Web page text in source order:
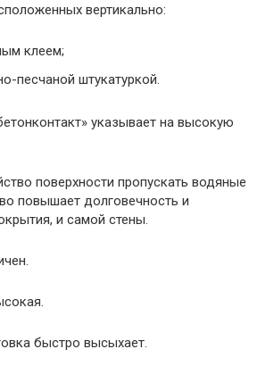
вертикально:
клеем;
песчаной штукатуркой.
указывает на высокую
поверхности пропускать водяные
повышает долговечность и
и самой стены.
быстро высыхает.